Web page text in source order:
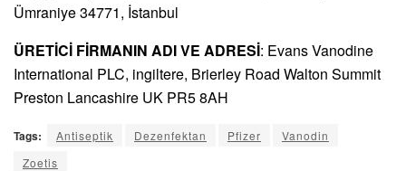
Ümraniye 34771, İstanbul
ÜRETİCİ FİRMANIN ADI VE ADRESİ: Evans Vanodine
International PLC, ingiltere, Brierley Road Walton Summit
Preston Lancashire UK PR5 8AH
Tags: Antiseptik Dezenfektan Pfizer
Vanodin
Zoetis